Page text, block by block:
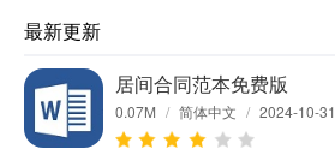
最新更新
居间合同范本免费版
0.07M / 简体中文 / 2024-10-31